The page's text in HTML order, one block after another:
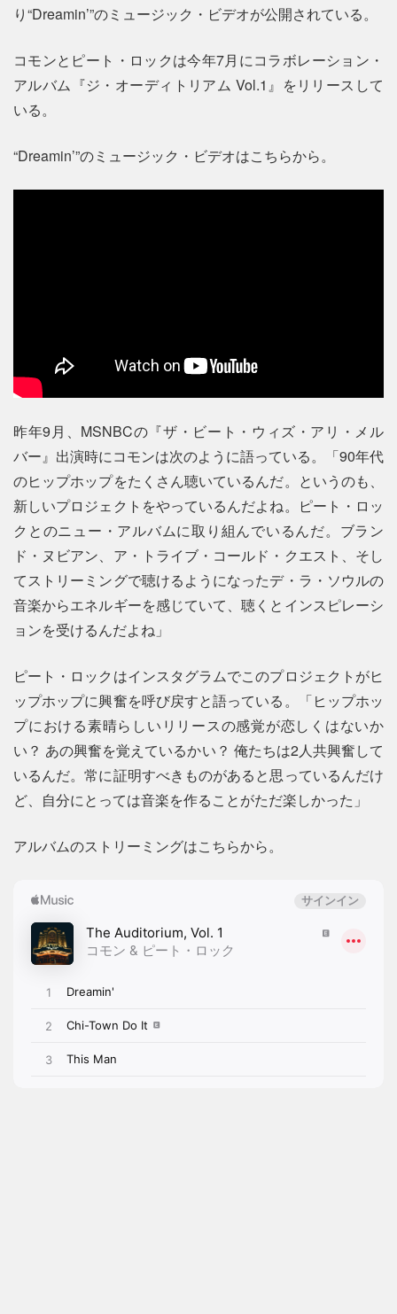
り“Dreamin’”のミュージック・ビデオが公開されている。
コモンとピート・ロックは今年7月にコラボレーション・
アルバム『ジ・オーディトリアム Vol.1』をリリースして
いる。
“Dreamin’”のミュージック・ビデオはこちらから。
昨年9月、MSNBCの『ザ・ビート・ウィズ・アリ・メル
バー』出演時にコモンは次のように語っている。「90年代
のヒップホップをたくさん聴いているんだ。というのも、
新しいプロジェクトをやっているんだよね。ピート・ロッ
クとのニュー・アルバムに取り組んでいるんだ。ブラン
ド・ヌビアン、ア・トライブ・コールド・クエスト、そし
てストリーミングで聴けるようになったデ・ラ・ソウルの
音楽からエネルギーを感じていて、聴くとインスピレーシ
ョンを受けるんだよね」
ピート・ロックはインスタグラムでこのプロジェクトがヒ
ップホップに興奮を呼び戻すと語っている。「ヒップホッ
プにおける素晴らしいリリースの感覚が恋しくはないか
い？ あの興奮を覚えているかい？ 俺たちは2人共興奮して
いるんだ。常に証明すべきものがあると思っているんだけ
ど、自分にとっては音楽を作ることがただ楽しかった」
アルバムのストリーミングはこちらから。